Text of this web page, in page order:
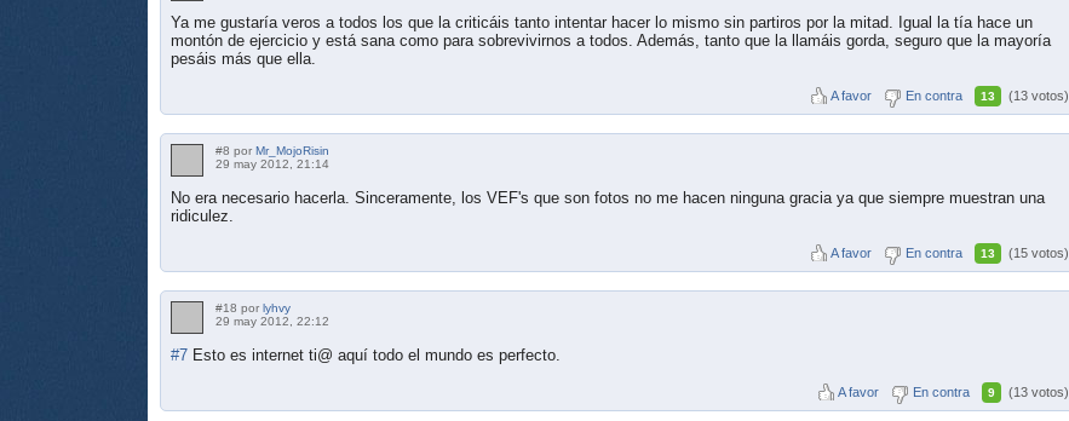
Ya me gustaría veros a todos los que la criticáis tanto intentar hacer lo mismo sin partiros por la mitad. Igual la tía hace un
montón de ejercicio y está sana como para sobrevivirnos a todos. Además, tanto que la llamáis gorda, seguro que la mayoría
pesáis más que ella.
A favor En contra 13 (13 votos)
#8 por Mr_MojoRisin
29 may 2012, 21:14
No era necesario hacerla. Sinceramente, los VEF's que son fotos no me hacen ninguna gracia ya que siempre muestran una
ridiculez.
A favor En contra 13 (15 votos)
#18 por lyhvy
29 may 2012, 22:12
#7 Esto es internet ti@ aquí todo el mundo es perfecto.
A favor En contra 9 (13 votos)